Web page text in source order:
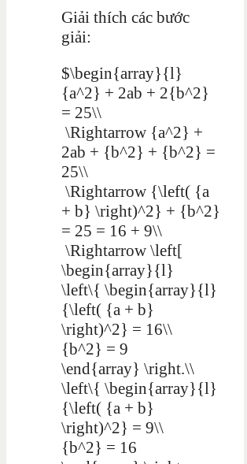
Giải thích các bước
giải:
$\begin{array}{l}
{a^2} + 2ab + 2{b^2}
= 25\\
\Rightarrow {a^2} +
2ab + {b^2} + {b^2} =
25\\
\Rightarrow {\left( {a
+ b} \right)^2} + {b^2}
= 25 = 16 + 9\\
\Rightarrow \left[
\begin{array}{l}
\left\{ \begin{array}{l}
{\left( {a + b}
\right)^2} = 16\\
{b^2} = 9
\end{array} \right.\\
\left\{ \begin{array}{l}
{\left( {a + b}
\right)^2} = 9\\
{b^2} = 16